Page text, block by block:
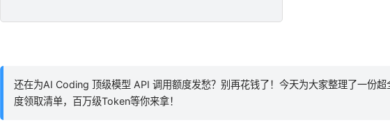
还在为AI Coding 顶级模型 API 调用额度发愁？别再花钱了！今天为大家整理了一份超
度领取清单，百万级Token等你来拿！